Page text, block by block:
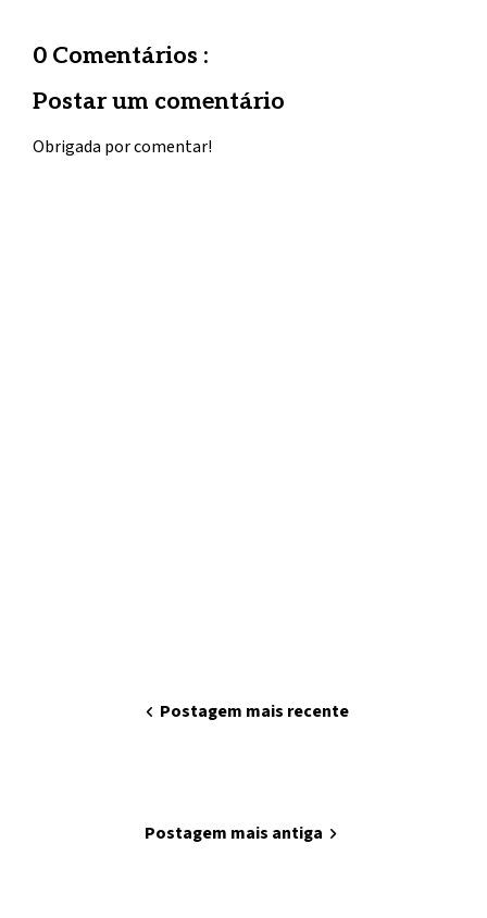
0 Comentários :
Postar um comentário
Obrigada por comentar!
chevron_left Postagem mais recente
Postagem mais antiga chevron_right